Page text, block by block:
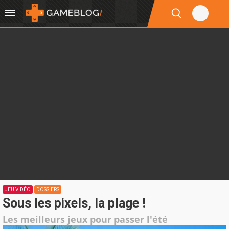
JEU VIDÉO DOSSIERS
Sous les pixels, la plage !
Les meilleurs jeux pour passer l'été